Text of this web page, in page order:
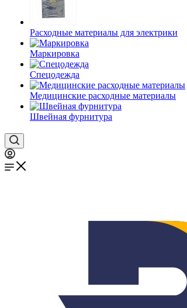
Расходные материалы для электрики
Маркировка
Спецодежда
Медицинские расходные материалы
Швейная фурнитура